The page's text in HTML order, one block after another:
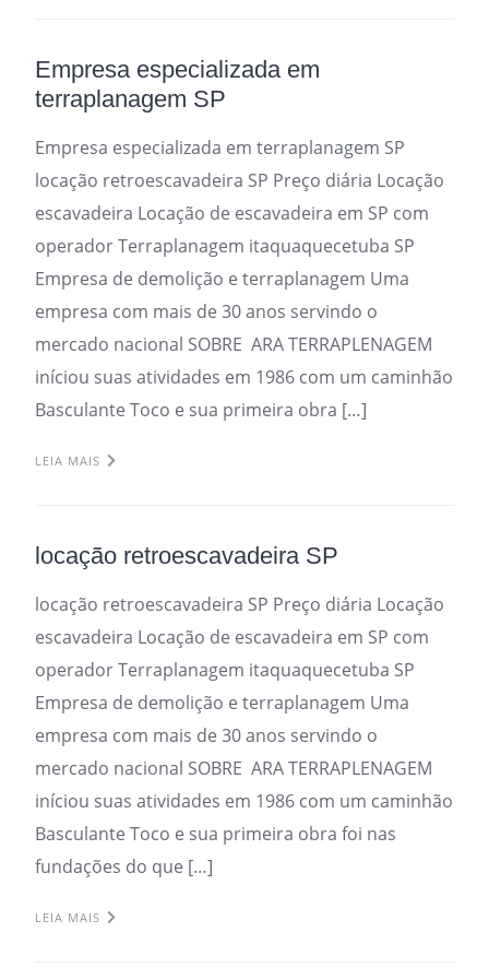
Empresa especializada em
terraplanagem SP
Empresa especializada em terraplanagem SP
locação retroescavadeira SP Preço diária Locação
escavadeira Locação de escavadeira em SP com
operador Terraplanagem itaquaquecetuba SP
Empresa de demolição e terraplanagem Uma
empresa com mais de 30 anos servindo o
mercado nacional SOBRE ARA TERRAPLENAGEM
iníciou suas atividades em 1986 com um caminhão
Basculante Toco e sua primeira obra […]
LEIA MAIS
locação retroescavadeira SP
locação retroescavadeira SP Preço diária Locação
escavadeira Locação de escavadeira em SP com
operador Terraplanagem itaquaquecetuba SP
Empresa de demolição e terraplanagem Uma
empresa com mais de 30 anos servindo o
mercado nacional SOBRE ARA TERRAPLENAGEM
iníciou suas atividades em 1986 com um caminhão
Basculante Toco e sua primeira obra foi nas
fundações do que […]
LEIA MAIS